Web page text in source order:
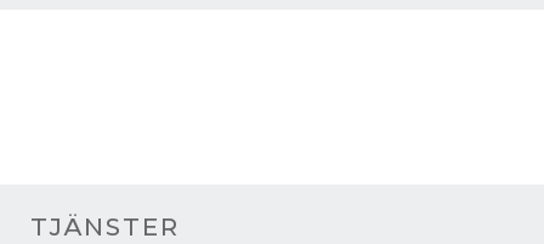
TJÄNSTER